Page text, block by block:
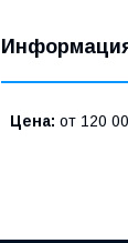
Цена: от 120